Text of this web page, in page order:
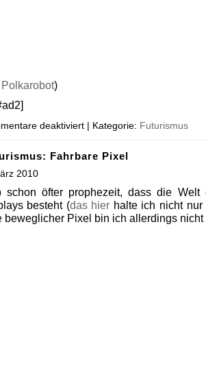
)
deaktiviert | Kategorie: Futurismus
Fahrbare Pixel
2010
schon öfter prophezeit, dass die Welt
besteht (das hier halte ich nicht
beweglicher Pixel bin ich allerdings nicht